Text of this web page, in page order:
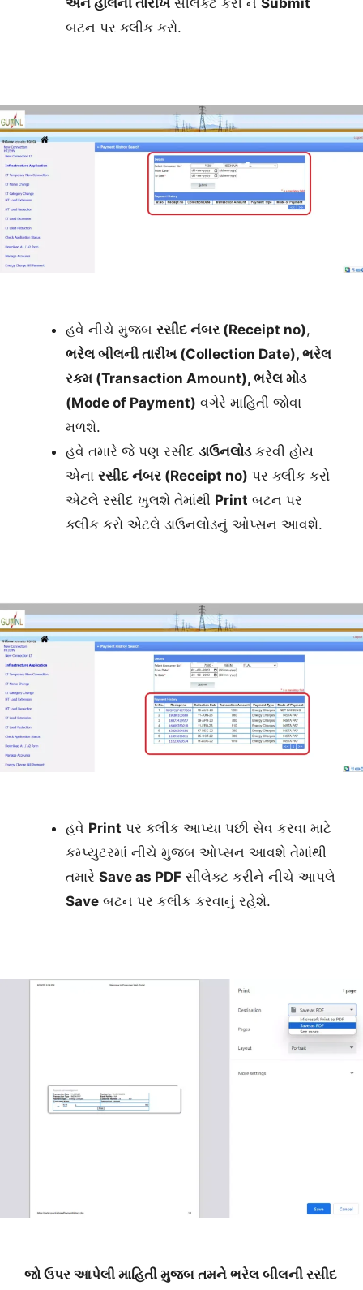
બટન પર ક્લીક કરો.
હવે નીચે મુજબ રસીદ નંબર (Receipt no),
ભરેલ બીલની તારીખ (Collection Date), ભરેલ
રકમ (Transaction Amount), ભરેલ મોડ
(Mode of Payment) વગેરે માહિતી જોવા
મળશે.
હવે તમારે જે પણ રસીદ ડાઉનલોડકરવી હોય
એના રસીદ નંબર (Receipt no) પર ક્લીક કરો
એટલે રસીદ ખુલશે તેમાંથી Print બટન પર
ક્લીક કરો એટલે ડાઉનલોડનું ઓપ્સન આવશે.
હવે Print પર ક્લીક આપ્યા પછી સેવ કરવા માટે
કમ્પ્યુટરમાં નીચે મુજબ ઓપ્સન આવશે તેમાંથી
તમારે Save as PDF સીલેક્ટ કરીને નીચે આપલે
Save બટન પર કલીક કરવાનું રહેશે.
જો ઉપર આપેલી માહિતી મુજબ તમને ભરેલ બીલની રસીદ